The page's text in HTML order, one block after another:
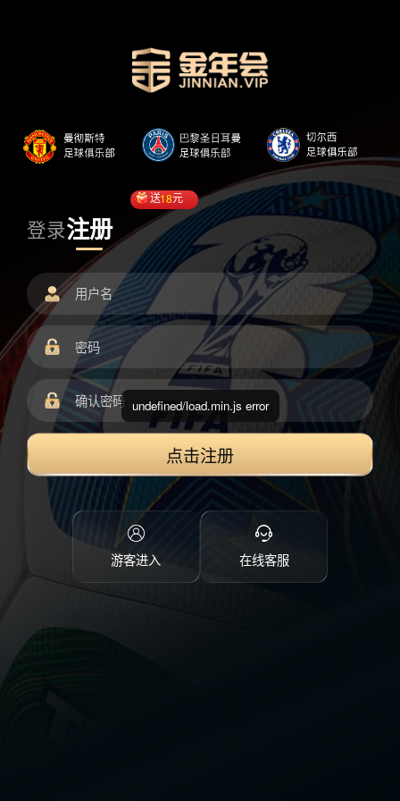
登录注册
送18元
点击注册
游客进入 在线客服
undefined/load.min.js error